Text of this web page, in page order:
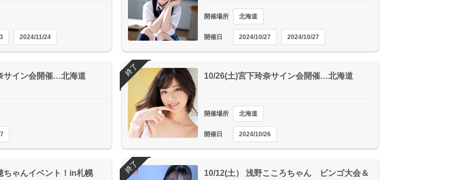
2024/11/24
開催場所 北海道
開催日 2024/10/27 2024/10/27
サイン会開催…北海道 10/26(土)宮下玲奈サイン会開催…北海道
開催場所 北海道
開催日 2024/10/26
終了
ちゃんイベント！in札幌
10/12(土） 浅野こころちゃん ビンゴ大会＆
終了